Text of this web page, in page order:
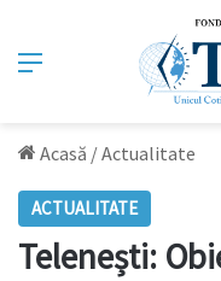
Meniu
Acasă /Actualitate
ACTUALITATE
Telenești: